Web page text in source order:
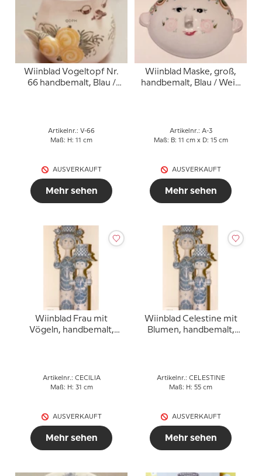
Wiinblad Vogeltopf Nr.
66 handbemalt, Blau /
Artikelnr.: V-66
Maß: H: 11 cm
AUSVERKAUFT
Mehr sehen
Wiinblad Maske, groß,
handbemalt, Blau / Weiß
Artikelnr.: A-3
Maß: B: 11 cm x D: 15 cm
AUSVERKAUFT
Mehr sehen
Wiinblad Frau mit
Vögeln, handbemalt,
Artikelnr.: CECILIA
Maß: H: 31 cm
AUSVERKAUFT
Mehr sehen
Wiinblad Celestine mit
Blumen, handbemalt,
Artikelnr.: CELESTINE
Maß: H: 55 cm
AUSVERKAUFT
Mehr sehen